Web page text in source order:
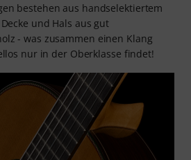
bestehen aus handselektiertem
und Hals aus gut
- was zusammen einen Klang
nur in der Oberklasse findet!